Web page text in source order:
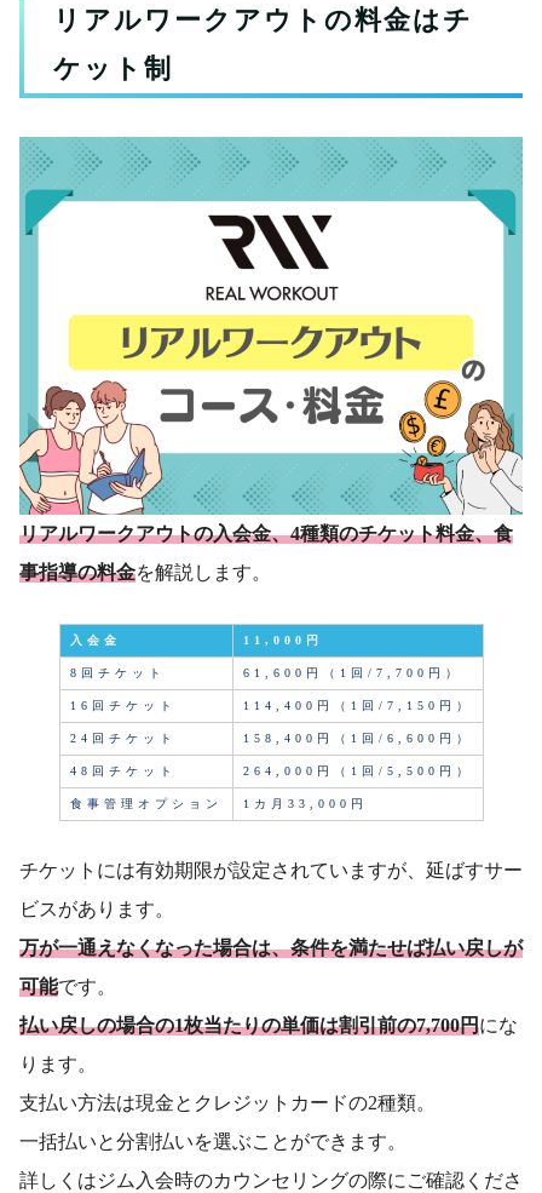
リアルワークアウトの料金はチ
ケット制
リアルワークアウトの入会金、4種類のチケット料金、食
事指導の料金を解説します。
入会金 11,000円
8回チケット 61,600円（1回/7,700円）
16回チケット 114,400円（1回/7,150円）
24回チケット 158,400円（1回/6,600円）
48回チケット 264,000円（1回/5,500円）
食事管理オプション 1カ月33,000円
チケットには有効期限が設定されていますが、延ばすサー
ビスがあります。
万が一通えなくなった場合は、条件を満たせば払い戻しが
可能です。
払い戻しの場合の1枚当たりの単価は割引前の7,700円にな
ります。
支払い方法は現金とクレジットカードの2種類。
一括払いと分割払いを選ぶことができます。
詳しくはジム入会時のカウンセリングの際にご確認くださ